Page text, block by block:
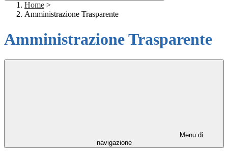
Home >
Amministrazione Trasparente
Amministrazione Trasparente
Menu di
navigazione